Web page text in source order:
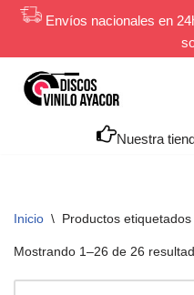
contenido
Envíos nacionales en
Nuestra
Inicio \ Productos etiquetados
Mostrando 1–26 de 26